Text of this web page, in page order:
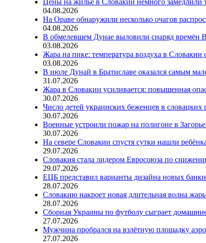
Цены на жильё в Словакии немного замедлили
04.08.2026
На Ораве обнаружили несколько очагов
04.08.2026
В обмелевшем Дунае выловили снаряд времён
03.08.2026
Жара на пике: температура воздуха в Словакии
03.08.2026
В июле Дунай в Братиславе оказался самым
31.07.2026
Жара в Словакии усиливается: повышенная
30.07.2026
Число детей украинских беженцев в
30.07.2026
Военные устроили пожар на полигоне в
30.07.2026
На севере Словакии спустя сутки нашли
29.07.2026
Словакия стала лидером Евросоюза по
29.07.2026
ЕЦБ представил варианты дизайна новых
28.07.2026
Словакию накроет новая длительная волна
28.07.2026
Сборная Украины по футболу сыграет
27.07.2026
Мужчина пробрался на взлётную площадку
27.07.2026